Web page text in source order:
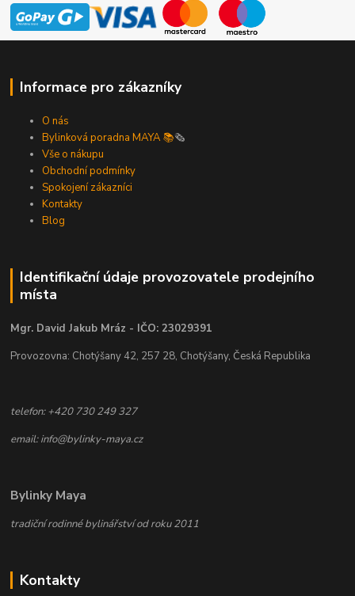
Informace pro zákazníky
O nás
Bylinková poradna MAYA 📚🗞️
Vše o nákupu
Obchodní podmínky
Spokojení zákazníci
Kontakty
Blog
Identifikační údaje provozovatele prodejního
místa
Mgr. David Jakub Mráz - IČO: 23029391
Provozovna: Chotýšany 42, 257 28, Chotýšany, Česká Republika
telefon: +420 730 249 327
email: info@bylinky-maya.cz
Bylinky Maya
tradiční rodinné bylinářství od roku 2011
Kontakty